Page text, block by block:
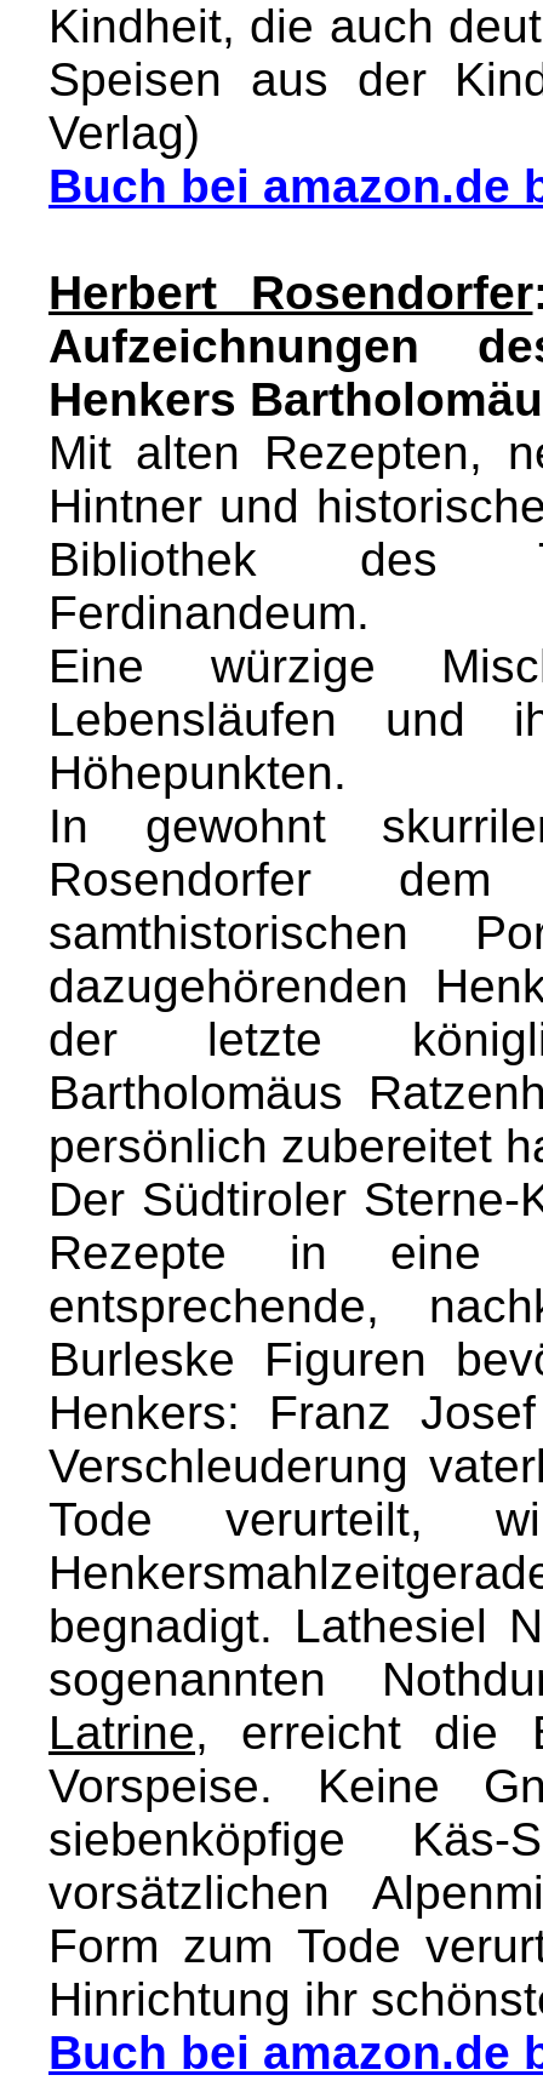
Kindheit, die auch
Speisen aus der
Verlag)
Buch bei amazon.de
Herbert Rosendorfer
Aufzeichnungen
Henkers
Mit alten Rezepten,
Hintner und
Bibliothek des
Ferdinandeum.
Eine würzige
Lebensläufen und
Höhepunkten.
In gewohnt
Rosendorfer
samthistorischen
dazugehörenden
der letzte
Bartholomäus
persönlich zubereitet
Der Südtiroler
Rezepte in eine
entsprechende,
Burleske Figuren
Henkers: Franz
Verschleuderung
Tode verurteilt,
begnadigt. Lathesiel
sogenannten
Latrine, erreicht die
Vorspeise. Keine
siebenköpfige
vorsätzlichen
Form zum Tode
Hinrichtung ihr
Buch bei amazon.de